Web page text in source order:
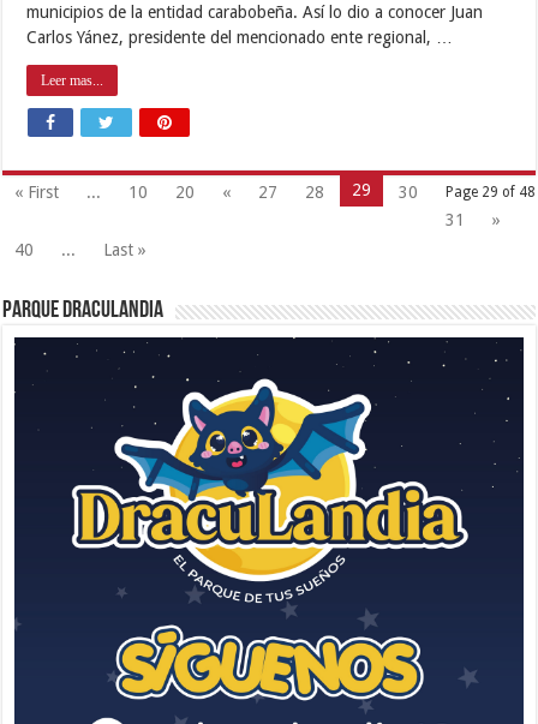
municipios de la entidad carabobeña. Así lo dio a conocer Juan
Carlos Yánez, presidente del mencionado ente regional, …
Leer mas...
Page 29 of 48
« First ... 10 20 « 27 28 29
30
31
»
40
... Last »
Parque Draculandia